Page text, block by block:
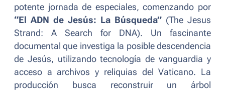
potente jornada de especiales, comenzando por
“El ADN de Jesús: La Búsqueda” (The Jesus
Strand: A Search for DNA). Un fascinante
documental que investiga la posible descendencia
de Jesús, utilizando tecnología de vanguardia y
acceso a archivos y reliquias del Vaticano. La
producción busca reconstruir un árbol